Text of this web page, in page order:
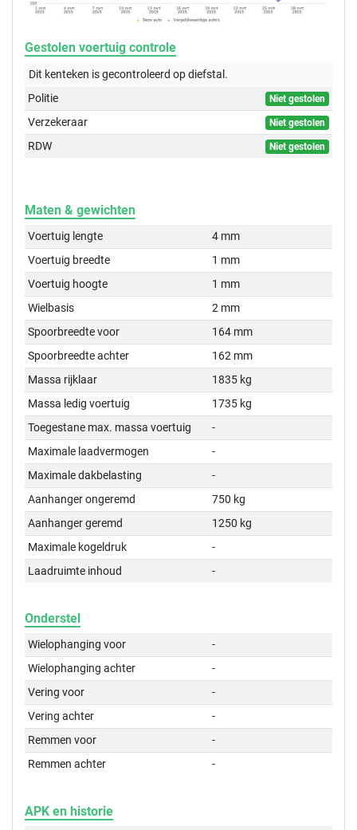
Gestolen voertuig controle
Dit kenteken is gecontroleerd opdiefstal.
Politie
Niet gestolen
Verzekeraar Niet gestolen
RDW Niet gestolen
Maten & gewichten
Voertuig lengte
4 mm
Voertuig breedte
1 mm
Voertuig hoogte
1 mm
Wielbasis
2 mm
Spoorbreedte voor
164 mm
Spoorbreedte achter
162 mm
Massa rijklaar
1835 kg
Massa ledig voertuig
1735 kg
Toegestane max. massa voertuig
-
Maximale laadvermogen
-
Maximale dakbelasting
-
Aanhanger ongeremd
750 kg
Aanhanger geremd
1250 kg
Maximale kogeldruk
-
Laadruimte inhoud
-
Onderstel
Wielophanging voor
-
Wielophanging achter
-
Vering voor
-
Vering achter
-
Remmen voor
-
Remmen achter
-
APK en historie